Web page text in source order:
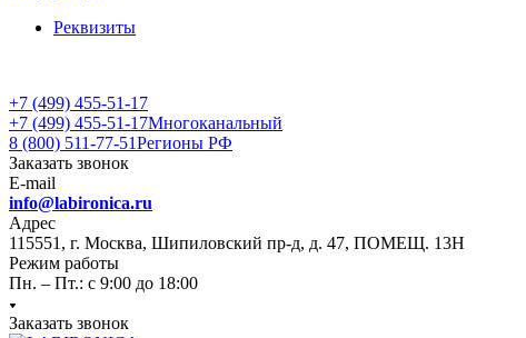
Реквизиты
+7 (499) 455-51-17
+7 (499) 455-51-17Многоканальный
8 (800) 511-77-51Регионы РФ
Заказать звонок
E-mail
info@labironica.ru
Адрес
115551, г. Москва, Шипиловский пр-д, д. 47, ПОМЕЩ. 13Н
Режим работы
Пн. – Пт.: с 9:00 до 18:00
Заказать звонок